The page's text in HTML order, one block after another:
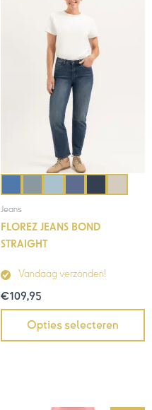
Jeans
FLOREZ JEANS BOND
STRAIGHT
Vandaag verzonden!
€109,95
Opties selecteren